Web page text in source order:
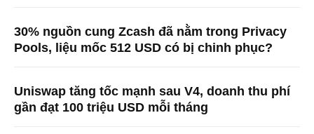
30% nguồn cung Zcash đã nằm trong Privacy
Pools, liệu mốc 512 USD có bị chinh phục?
Uniswap tăng tốc mạnh sau V4, doanh thu phí
gần đạt 100 triệu USD mỗi tháng